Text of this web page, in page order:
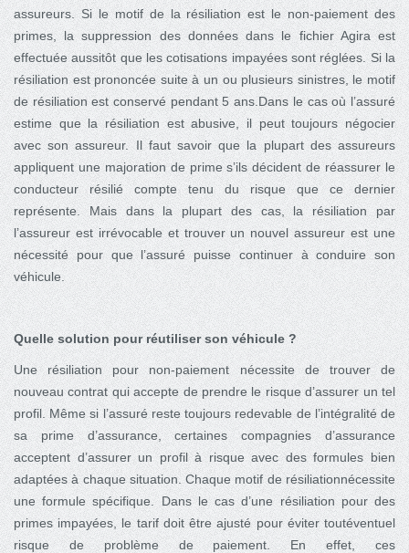
assureurs. Si le motif de la résiliation est le non-paiement des
primes, la suppression des données dans le fichier Agira est
effectuée aussitôt que les cotisations impayées sont réglées. Si la
résiliation est prononcée suite à un ou plusieurs sinistres, le motif
de résiliation est conservé pendant 5 ans.Dans le cas où l’assuré
estime que la résiliation est abusive, il peut toujours négocier
avec son assureur. Il faut savoir que la plupart des assureurs
appliquent une majoration de prime s’ils décident de réassurer le
conducteur résilié compte tenu du risque que ce dernier
représente. Mais dans la plupart des cas, la résiliation par
l’assureur est irrévocable et trouver un nouvel assureur est une
nécessité pour que l’assuré puisse continuer à conduire son
véhicule.
Quelle solution pour réutiliser son véhicule ?
Une résiliation pour non-paiement nécessite de trouver de
nouveau contrat qui accepte de prendre le risque d’assurer un tel
profil. Même si l’assuré reste toujours redevable de l’intégralité de
sa prime d’assurance, certaines compagnies d’assurance
acceptent d’assurer un profil à risque avec des formules bien
adaptées à chaque situation. Chaque motif de résiliationnécessite
une formule spécifique. Dans le cas d’une résiliation pour des
primes impayées, le tarif doit être ajusté pour éviter toutéventuel
risque de problème de paiement. En effet, ces